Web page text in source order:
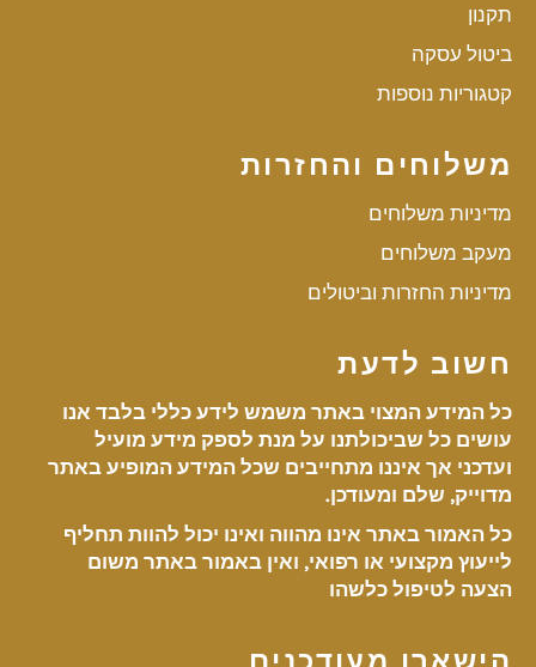
תקנון
ביטול עסקה
קטגוריות נוספות
משלוחים והחזרות
מדיניות משלוחים
מעקב משלוחים
מדיניות החזרות וביטולים
חשוב לדעת
כל המידע המצוי באתר משמש לידע כללי בלבד אנו
עושים כל שביכולתנו על מנת לספק מידע מועיל
ועדכני אך איננו מתחייבים שכל המידע המופיע באתר
מדוייק, שלם ומעודכן.
כל האמור באתר אינו מהווה ואינו יכול להוות תחליף
לייעוץ מקצועי או רפואי, ואין באמור באתר משום
הצעה לטיפול כלשהו